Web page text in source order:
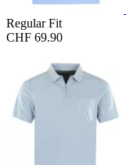
Regular Fit
CHF 69.90